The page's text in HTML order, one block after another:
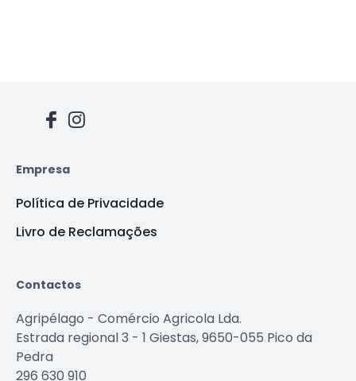
Empresa
Política de Privacidade
Livro de Reclamações
Contactos
Agripélago - Comércio Agricola Lda.
Estrada regional 3 - 1 Giestas, 9650-055 Pico da
Pedra
296 630 910